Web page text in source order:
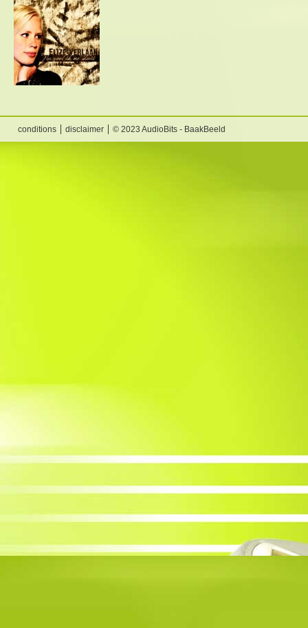
conditions disclaimer © 2023 AudioBits - BaakBeeld